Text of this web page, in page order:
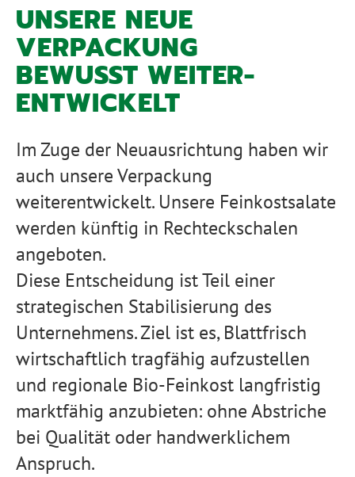
UNSERE NEUE
VERPACKUNG
BEWUSST WEITER­
ENTWICKELT
Im Zuge der Neuausrichtung haben wir
auch unsere Verpackung
weiterentwickelt. Unsere Feinkostsalate
werden künftig in Rechteckschalen
angeboten.
Diese Entscheidung ist Teil einer
strategischen Stabilisierung des
Unternehmens. Ziel ist es, Blattfrisch
wirtschaftlich tragfähig aufzustellen
und regionale Bio-Feinkost langfristig
marktfähig anzubieten: ohne Abstriche
bei Qualität oder handwerklichem
Anspruch.